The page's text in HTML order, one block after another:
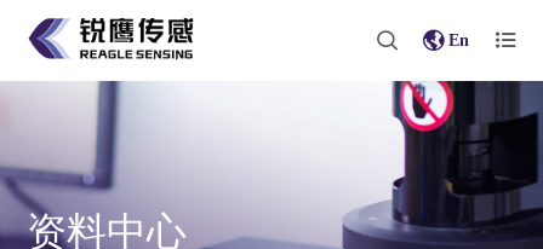
En
资料中心